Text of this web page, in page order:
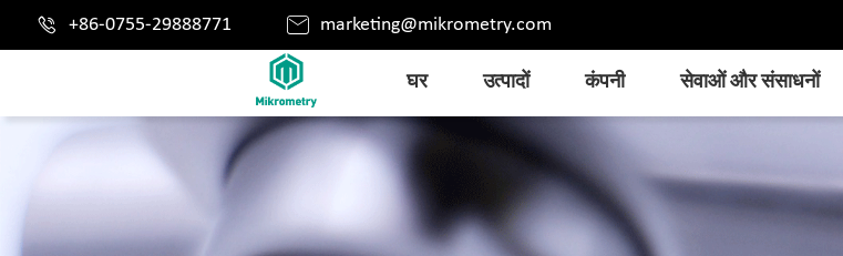
 +86-0755-29888771  marketing@mikrometry.com
घर उत्पादों कंपनी सेवाओं और संसाधनों